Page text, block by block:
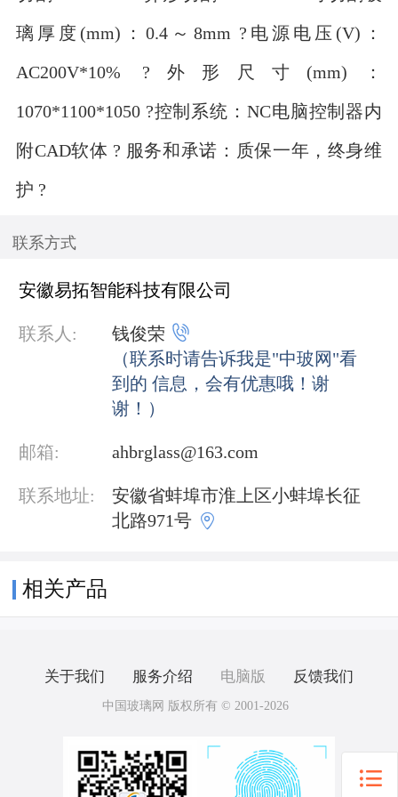
璃厚度(mm)：0.4～8mm ?电源电压(V)：
AC200V*10% ?外形尺寸(mm)：
1070*1100*1050 ?控制系统：NC电脑控制器内
附CAD软体 ? 服务和承诺：质保一年，终身维
护 ?
联系方式
安徽易拓智能科技有限公司
联系人: 钱俊荣 
（联系时请告诉我是"中玻网"看
到的 信息，会有优惠哦！谢
谢！）
邮箱: ahbrglass@163.com
联系地址:
安徽省蚌埠市淮上区小蚌埠长征
北路971号 
相关产品
关于我们 服务介绍 电脑版 反馈我们
中国玻璃网 版权所有 © 2001-2026
